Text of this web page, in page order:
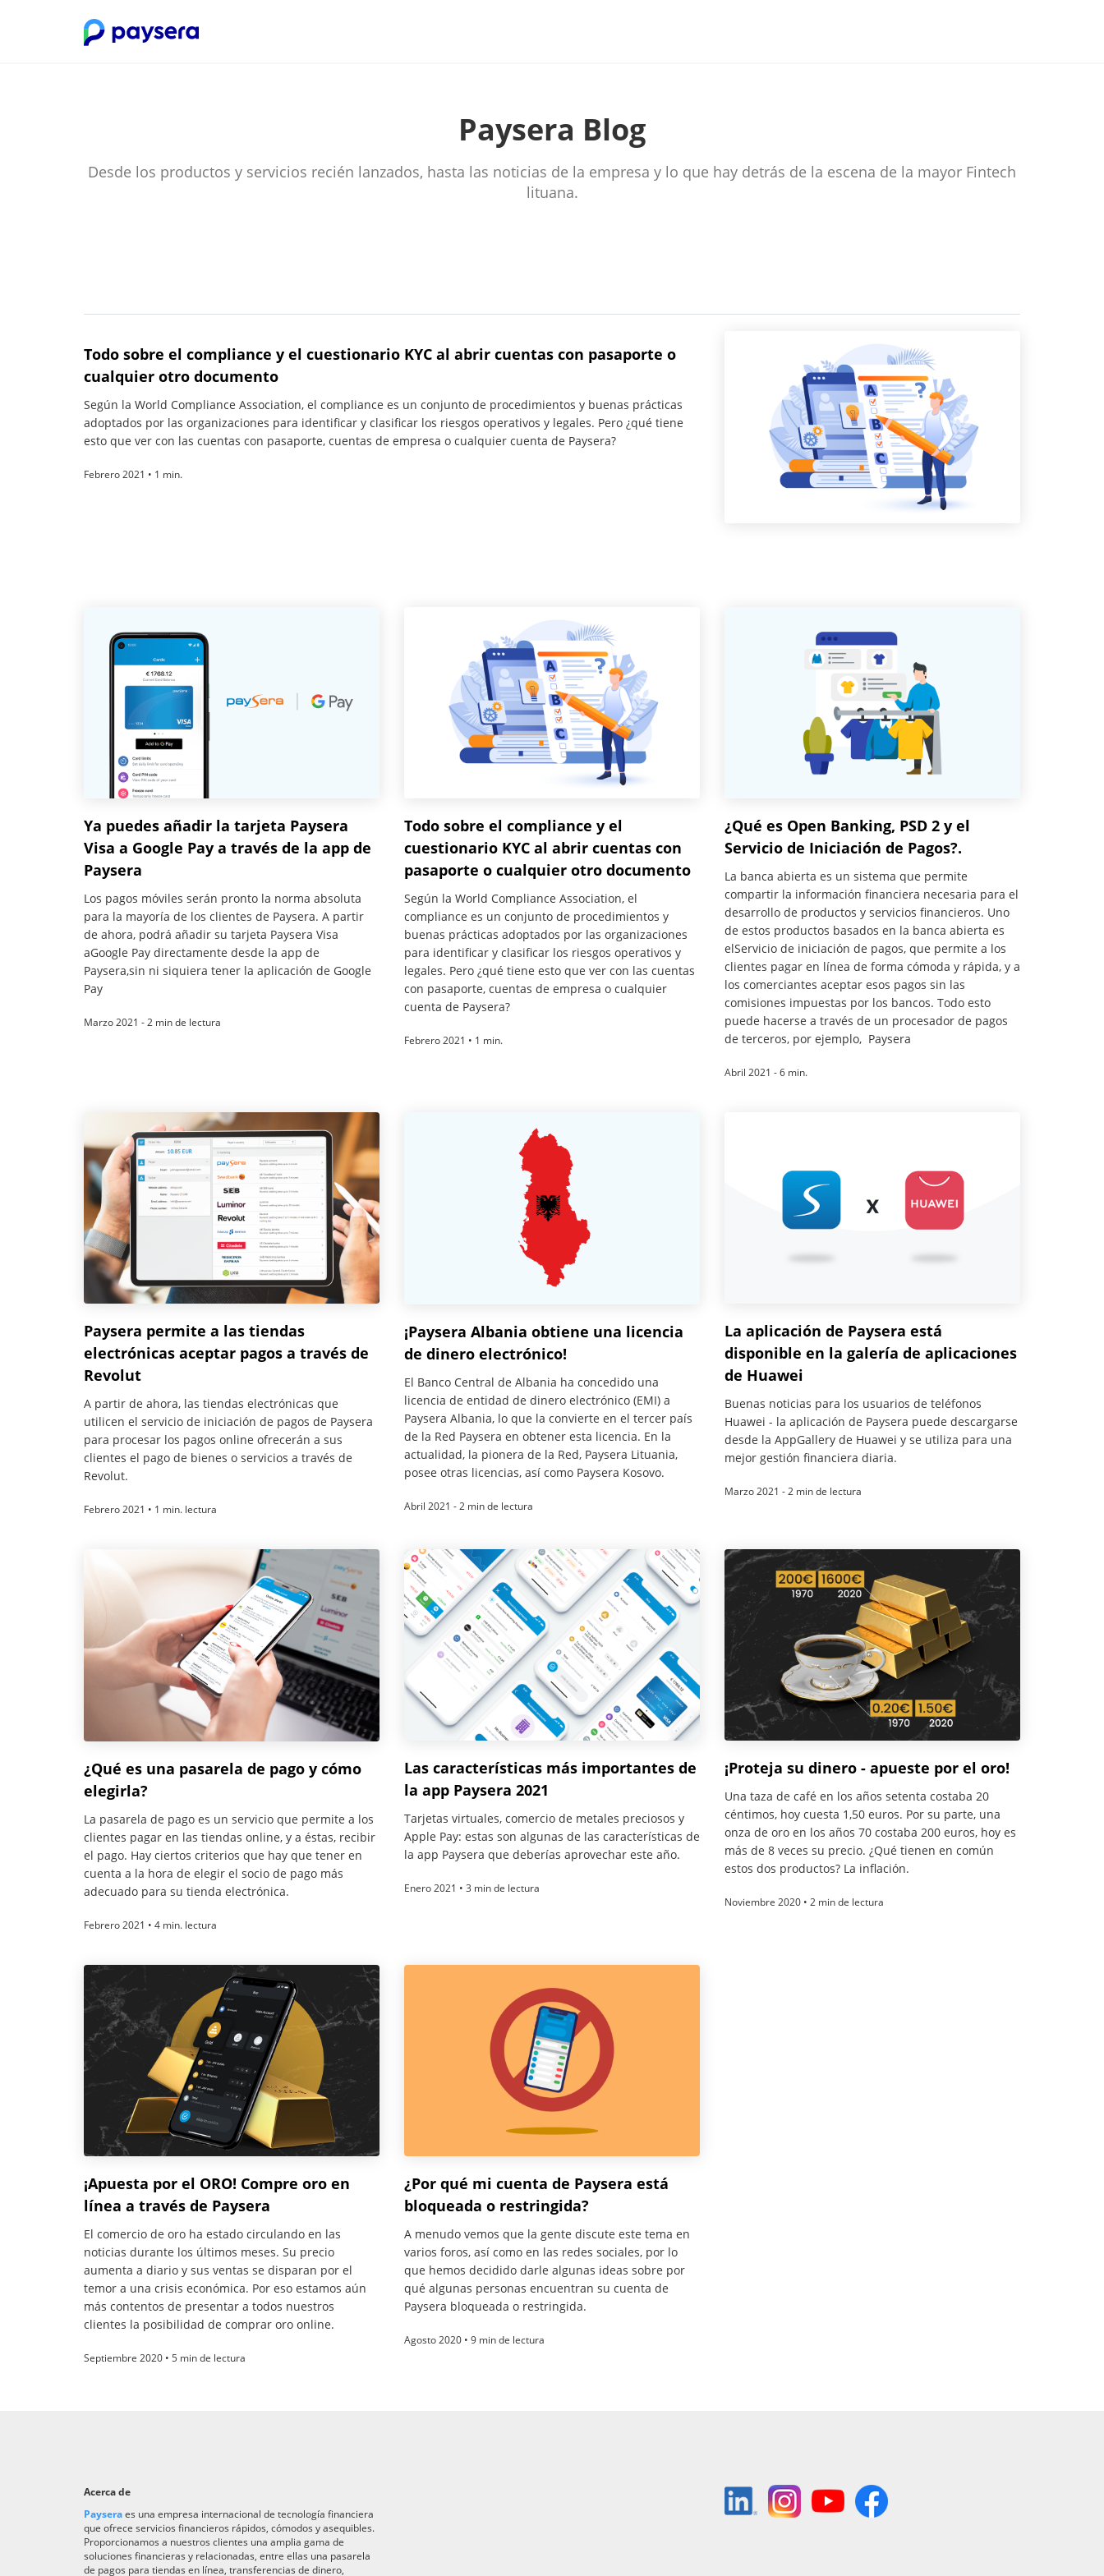
Paysera Blog
Desde los productos y servicios recién lanzados, hasta las noticias de la empresa y lo que hay detrás de la escena de la mayor Fintech
lituana.
Todo sobre el compliance y el cuestionario KYC al abrir cuentas con pasaporte o
cualquier otro documento
Según la World Compliance Association, el compliance es un conjunto de procedimientos y buenas prácticas
adoptados por las organizaciones para identificar y clasificar los riesgos operativos y legales. Pero ¿qué tiene
esto que ver con las cuentas con pasaporte, cuentas de empresa o cualquier cuenta de Paysera?
Febrero 2021 • 1 min.
Ya puedes añadir la tarjeta Paysera
Visa a Google Pay a través de la app de
Paysera
Los pagos móviles serán pronto la norma absoluta
para la mayoría de los clientes de Paysera. A partir
de ahora, podrá añadir su tarjeta Paysera Visa
aGoogle Pay directamente desde la app de
Paysera,sin ni siquiera tener la aplicación de Google
Pay
Marzo 2021 - 2 min de lectura
Todo sobre el compliance y el
cuestionario KYC al abrir cuentas con
pasaporte o cualquier otro documento
Según la World Compliance Association, el
compliance es un conjunto de procedimientos y
buenas prácticas adoptados por las organizaciones
para identificar y clasificar los riesgos operativos y
legales. Pero ¿qué tiene esto que ver con las cuentas
con pasaporte, cuentas de empresa o cualquier
cuenta de Paysera?
Febrero 2021 • 1 min.
¿Qué es Open Banking, PSD 2 y el
Servicio de Iniciación de Pagos?.
La banca abierta es un sistema que permite
compartir la información financiera necesaria para el
desarrollo de productos y servicios financieros. Uno
de estos productos basados en la banca abierta es
elServicio de iniciación de pagos, que permite a los
clientes pagar en línea de forma cómoda y rápida, y a
los comerciantes aceptar esos pagos sin las
comisiones impuestas por los bancos. Todo esto
puede hacerse a través de un procesador de pagos
de terceros, por ejemplo, Paysera
Abril 2021 - 6 min.
Paysera permite a las tiendas
electrónicas aceptar pagos a través de
Revolut
A partir de ahora, las tiendas electrónicas que
utilicen el servicio de iniciación de pagos de Paysera
para procesar los pagos online ofrecerán a sus
clientes el pago de bienes o servicios a través de
Revolut.
Febrero 2021 • 1 min. lectura
¡Paysera Albania obtiene una licencia
de dinero electrónico!
El Banco Central de Albania ha concedido una
licencia de entidad de dinero electrónico (EMI) a
Paysera Albania, lo que la convierte en el tercer país
de la Red Paysera en obtener esta licencia. En la
actualidad, la pionera de la Red, Paysera Lituania,
posee otras licencias, así como Paysera Kosovo.
Abril 2021 - 2 min de lectura
La aplicación de Paysera está
disponible en la galería de aplicaciones
de Huawei
Buenas noticias para los usuarios de teléfonos
Huawei - la aplicación de Paysera puede descargarse
desde la AppGallery de Huawei y se utiliza para una
mejor gestión financiera diaria.
Marzo 2021 - 2 min de lectura
¿Qué es una pasarela de pago y cómo
elegirla?
La pasarela de pago es un servicio que permite a los
clientes pagar en las tiendas online, y a éstas, recibir
el pago. Hay ciertos criterios que hay que tener en
cuenta a la hora de elegir el socio de pago más
adecuado para su tienda electrónica.
Febrero 2021 • 4 min. lectura
Las características más importantes de
la app Paysera 2021
Tarjetas virtuales, comercio de metales preciosos y
Apple Pay: estas son algunas de las características de
la app Paysera que deberías aprovechar este año.
Enero 2021 • 3 min de lectura
¡Proteja su dinero - apueste por el oro!
Una taza de café en los años setenta costaba 20
céntimos, hoy cuesta 1,50 euros. Por su parte, una
onza de oro en los años 70 costaba 200 euros, hoy es
más de 8 veces su precio. ¿Qué tienen en común
estos dos productos? La inflación.
Noviembre 2020 • 2 min de lectura
¡Apuesta por el ORO! Compre oro en
línea a través de Paysera
El comercio de oro ha estado circulando en las
noticias durante los últimos meses. Su precio
aumenta a diario y sus ventas se disparan por el
temor a una crisis económica. Por eso estamos aún
más contentos de presentar a todos nuestros
clientes la posibilidad de comprar oro online.
Septiembre 2020 • 5 min de lectura
¿Por qué mi cuenta de Paysera está
bloqueada o restringida?
A menudo vemos que la gente discute este tema en
varios foros, así como en las redes sociales, por lo
que hemos decidido darle algunas ideas sobre por
qué algunas personas encuentran su cuenta de
Paysera bloqueada o restringida.
Agosto 2020 • 9 min de lectura
Acerca de
Payseraes una empresa internacional de tecnología financiera
que ofrece servicios financieros rápidos, cómodos y asequibles.
Proporcionamos a nuestros clientes una amplia gama de
soluciones financieras y relacionadas, entre ellas una pasarela
de pagos para tiendas en línea, transferencias de dinero,